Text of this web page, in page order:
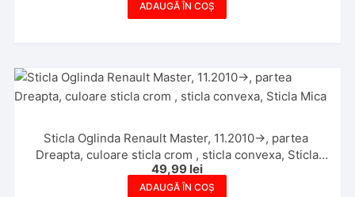
ADAUGĂ ÎN COȘ
Sticla Oglinda Renault Master, 11.2010->, partea
Dreapta, culoare sticla crom , sticla convexa, Sticla
Mica
49,99 lei
ADAUGĂ ÎN COȘ